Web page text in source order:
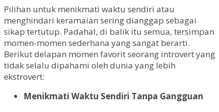
Pilihan untuk menikmati waktu sendiri atau
menghindari keramaian sering dianggap sebagai
sikap tertutup. Padahal, di balik itu semua, tersimpan
momen-momen sederhana yang sangat berarti.
Berikut delapan momen favorit seorang introvert yang
tidak selalu dipahami oleh dunia yang lebih
ekstrovert:
Menikmati Waktu Sendiri Tanpa Gangguan